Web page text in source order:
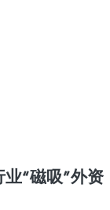
“磁吸”外资